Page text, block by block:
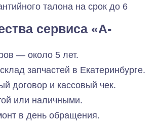
талона на срок до 6
сервиса «А-
— около 5 лет.
запчастей в Екатеринбурге.
договор и кассовый чек.
или наличными.
в день обращения.